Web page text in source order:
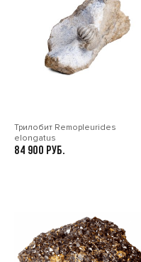
Трилобит Remopleurides
elongatus
84 900